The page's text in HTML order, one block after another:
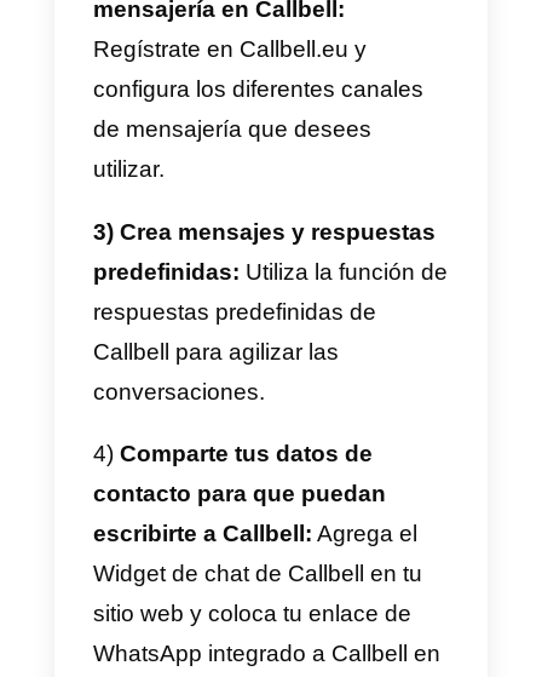
datos podras idear estrategias de
optimización para mejorar tus
procesos y aumentar tu
eficiencia.
Diseñando una estrategia
omnicanal efectiva
Para diseñar una estrategia
omnicanal efectiva debemos
tener en cuenta el tipo de
que poseemos. A su vez, es
importante evaluar que tipo de
canales le conviene a nuestro